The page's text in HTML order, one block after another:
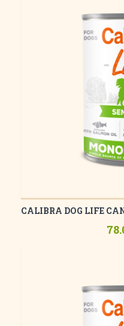
CALIBRA DOG LIFE